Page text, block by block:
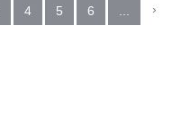
4 5 6 ›